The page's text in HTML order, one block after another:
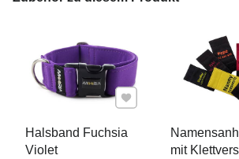
IHRE FRAGE ZUM PRODUKT
Halsband Fuchsia
Violet
Zu Favoriten hinzufügen
mit